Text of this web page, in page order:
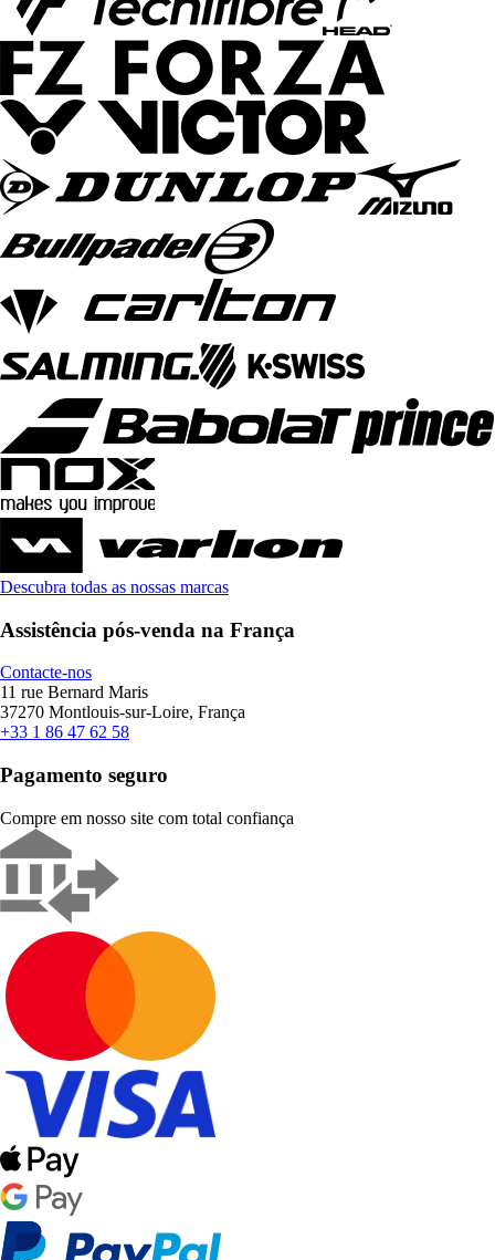
Descubra todas as nossas marcas
Assistência pós-venda na França
Contacte-nos
11 rue Bernard Maris
37270 Montlouis-sur-Loire, França
+33 1 86 47 62 58
Pagamento seguro
Compre em nosso site com total confiança